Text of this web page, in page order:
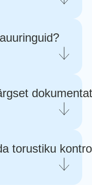
tõrkeid ja
visuaalseid
sammudeks.
torustiku